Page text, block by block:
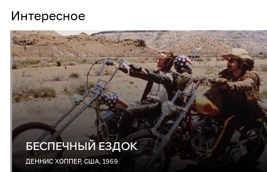
Интересное
БЕСПЕЧНЫЙ ЕЗДОК
ДЕННИС ХОППЕР, США, 1969